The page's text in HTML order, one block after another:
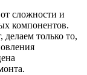
сложности и
компонентов.
только то,